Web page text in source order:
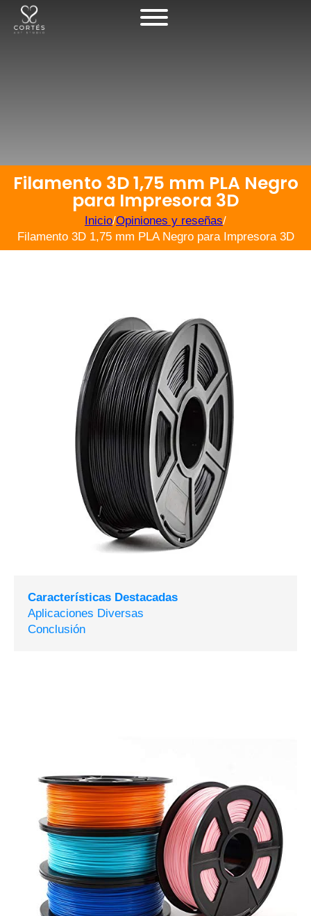
Filamento 3D 1,75 mm PLA Negro
para Impresora 3D
Inicio/Opiniones y reseñas/
Filamento 3D 1,75 mm PLA Negro para Impresora 3D
Características Destacadas
Aplicaciones Diversas
Conclusión